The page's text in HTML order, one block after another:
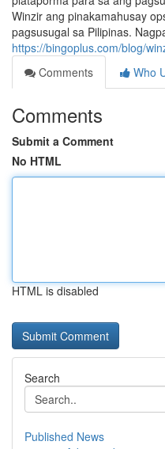
Winzir ang pinakamahusay
pagsusugal sa Pilipinas.
https://bingoplus.com/blog/
Comments
Who
Comments
Submit a Comment
No HTML
HTML is disabled
Search
Published News